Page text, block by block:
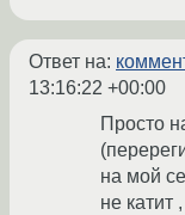
Ответ на:
13:16:22 +00:00
Просто
на мой
не катит